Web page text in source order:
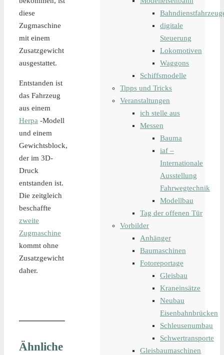
diese
Zugmaschine
mit einem
Zusatzgewicht
ausgestattet.
Entstanden ist
das Fahrzeug
aus einem
Herpa -Modell
und einem
Gewichtsblock,
der im 3D-
Druck
entstanden ist.
Die zeitgleich
beschaffte
zweite
Zugmaschine
kommt ohne
Zusatzgewicht
daher.
Ähnliche
digitale
Steuerung
Lokomotiven
Waggons
Schiffsmodelle
Tipps und Tricks
Veranstaltungen
ich stelle aus
Messen
Bauma
iaf –
Internationale
Ausstellung
Fahrwegtechnik
Modellbau
Tag der offenen Tür
Vorbilder
Anhänger
Baumaschinen
Fotoreportage
Gleisbau
Kraneinsätze
Neubau
Eisenbahnbrücken
Schleusenumbau
Schwertransporte
Gleisbaumaschinen